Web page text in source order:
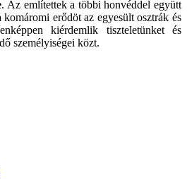
. Az említettek a többi honvéddel együtt
komáromi erődöt az egyesült osztrák és
kiérdemlik tiszteletünket és
személyiségei közt.